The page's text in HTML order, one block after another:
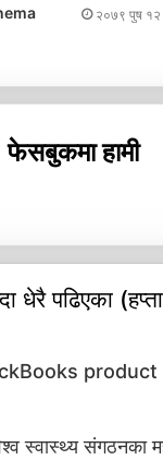
२०७९ पुष १२
फेसबुकमा हामी
धेरै पढिएका
product
स्वास्थ्य संगठनका